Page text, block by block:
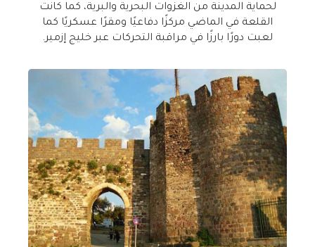
لحماية المدينة من الغزوات البحرية والبرية، كما كانت
القلعة في الماضي مركزًا دفاعيًا ومقرًا عسكريًا كما
لعبت دورًا بارزًا في مراقبة التحركات عبر خليج إزمير.